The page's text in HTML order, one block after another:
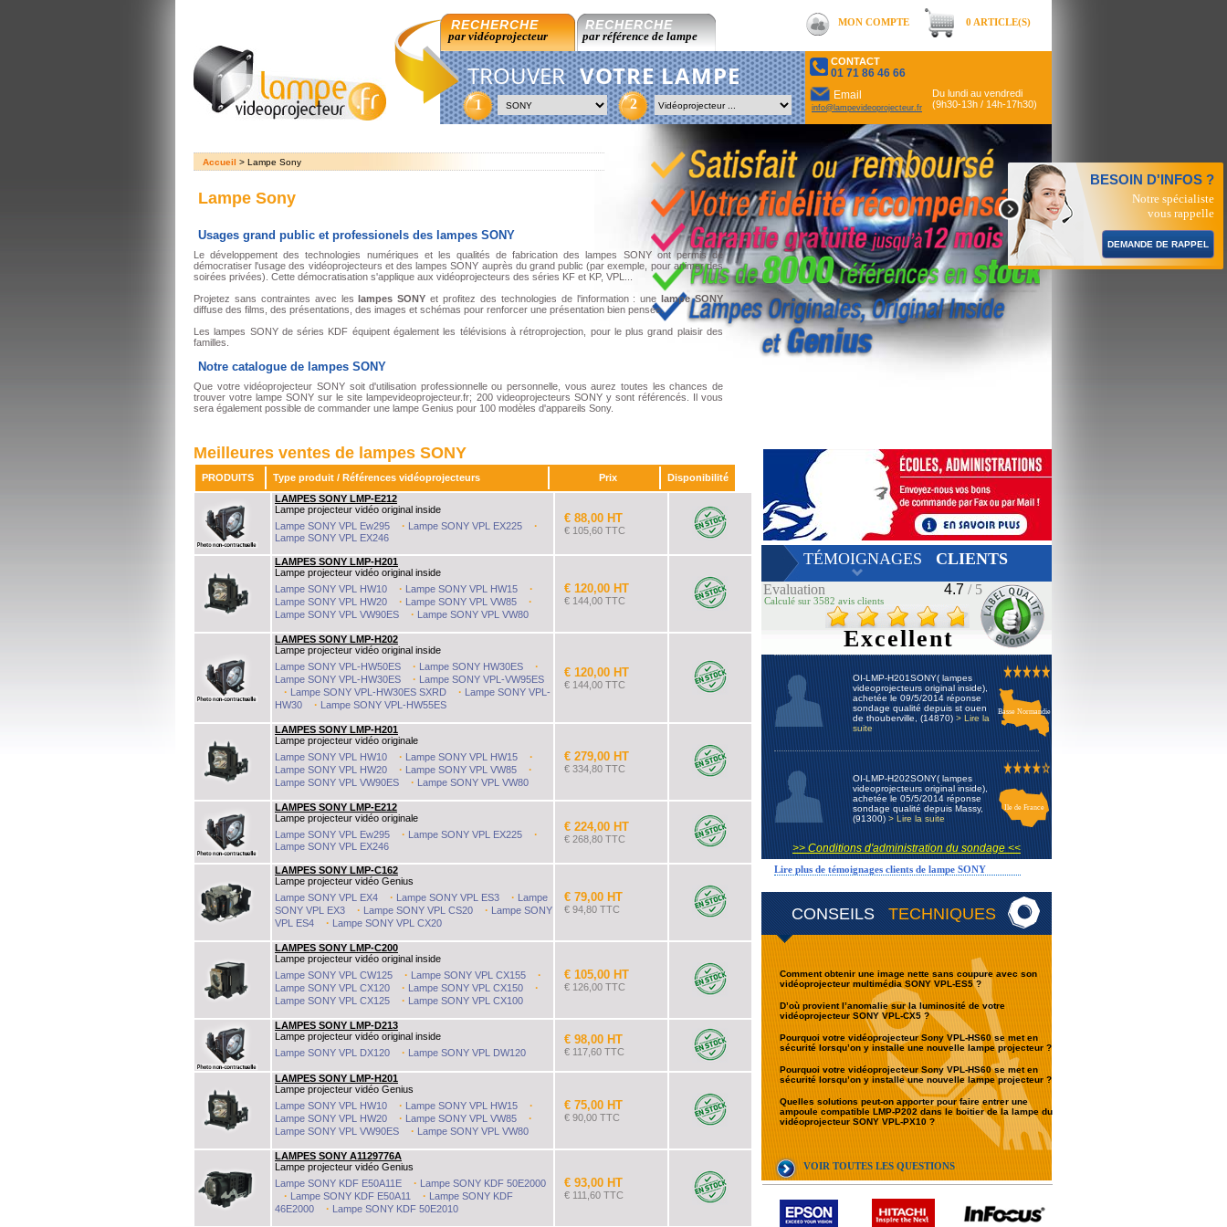
RECHERCHE
par vidéoprojecteur
RECHERCHE
par référence de lampe
0 ARTICLE(S)
MON COMPTE
TROUVER VOTRE LAMPE
1 2
CONTACT
01 71 86 46 66
Email
info@lampevideoprojecteur.fr
Du lundi au vendredi
(9h30-13h / 14h-17h30)
Accueil > Lampe Sony
CONSEILS TECHNIQUES
BESOIN D'INFOS ?
Notre spécialiste
vous rappelle
DEMANDE DE RAPPEL
Comment obtenir une image nette sans coupure avec son
vidéoprojecteur multimédia SONY VPL-ES5 ?
D’où provient l’anomalie sur la luminosité de votre
vidéoprojecteur SONY VPL-CX5 ?
Pourquoi votre vidéoprojecteur Sony VPL-HS60 se met en
sécurité lorsqu’on y installe une nouvelle lampe projecteur ?
Pourquoi votre vidéoprojecteur Sony VPL-HS60 se met en
sécurité lorsqu’on y installe une nouvelle lampe projecteur ?
Quelles solutions peut-on apporter pour faire entrer une
ampoule compatible LMP-P202 dans le boitier de la lampe du
vidéoprojecteur SONY VPL-PX10 ?
VOIR TOUTES LES QUESTIONS
TÉMOIGNAGES CLIENTS
Evaluation 4.7 / 5
Calculé sur 3582 avis clients
Excellent
OI-LMP-H201SONY( lampes
videoprojecteurs original inside),
achetée le 09/5/2014 réponse
sondage qualité depuis st ouen
de thouberville, (14870) > Lire la
suite
Basse Normandie
OI-LMP-H202SONY( lampes
videoprojecteurs original inside),
achetée le 05/5/2014 réponse
sondage qualité depuis Massy,
(91300) > Lire la suite
Ile de France
>> Conditions d'administration du sondage <<
Lire plus de témoignages clients de lampe SONY
Lampe Sony
Usages grand public et professionels des lampes SONY
Le développement des technologies numériques et les qualités de fabrication des lampes SONY ont permis de
démocratiser l'usage des vidéoprojecteurs et des lampes SONY auprès du grand public (par exemple, pour animer des
soirées privées). Cette démocratisation s'applique aux vidéoprojecteurs des séries KF et KP, VPL...
Projetez sans contraintes avec leslampes SONY et profitez des technologies de l'information : unelampe SONY
diffuse des films, des présentations, des images et schémas pour renforcer une présentation bien pensée.
Les lampes SONY de séries KDF équipent également les télévisions à rétroprojection, pour le plus grand plaisir des
familles.
Notre catalogue de lampes SONY
Que votre vidéoprojecteur SONY soit d'utilisation professionnelle ou personnelle, vous aurez toutes les chances de
trouver votre lampe SONY sur le site lampevideoprojecteur.fr; 200 videoprojecteurs SONY y sont référencés. Il vous
sera également possible de commander une lampe Genius pour 100 modèles d'appareils Sony.
Meilleures ventes de lampes SONY
LAMPES SONY
Rated 4.55/5 based on
customer reviews
Toutes les lampes de vidéoprojecteur sony fournit au meilleur prix, en stock à Paris, de €39 à €20614.
to €20614
sellers
LAMPES SONY
In stock
PRODUITS Type produit / Références vidéoprojecteurs Prix
Disponibilité
LAMPES SONY LMP-E212
Lampe projecteur vidéo original inside
Lampe SONY VPL Ew295
· Lampe SONY VPL EX225 ·
Lampe SONY VPL EX246
€ 88,00 HT
€ 105,60 TTC
LAMPES SONY LMP-H201
Lampe projecteur vidéo original inside
Lampe SONY VPL HW10
· Lampe SONY VPL HW15 ·
Lampe SONY VPL HW20 · Lampe SONY VPL VW85 ·
Lampe SONY VPL VW90ES · Lampe SONY VPL VW80
€ 120,00 HT
€ 144,00 TTC
LAMPES SONY LMP-H202
Lampe projecteur vidéo original inside
Lampe SONY VPL-HW50ES
· Lampe SONY HW30ES ·
Lampe SONY VPL-HW30ES · Lampe SONY VPL-VW95ES
· Lampe SONY VPL-HW30ES SXRD · Lampe SONY VPL-
HW30
· Lampe SONY VPL-HW55ES
€ 120,00 HT
€ 144,00 TTC
LAMPES SONY LMP-H201
Lampe projecteur vidéo originale
Lampe SONY VPL HW10
· Lampe SONY VPL HW15 ·
Lampe SONY VPL HW20 · Lampe SONY VPL VW85 ·
Lampe SONY VPL VW90ES · Lampe SONY VPL VW80
€ 279,00 HT
€ 334,80 TTC
LAMPES SONY LMP-E212
Lampe projecteur vidéo originale
Lampe SONY VPL Ew295
· Lampe SONY VPL EX225 ·
Lampe SONY VPL EX246
€ 224,00 HT
€ 268,80 TTC
LAMPES SONY LMP-C162
Lampe projecteur vidéo Genius
Lampe SONY VPL EX4
· Lampe SONY VPL ES3 · Lampe
SONY VPL EX3
· Lampe SONY VPL CS20 · Lampe SONY
VPL ES4
· Lampe SONY VPL CX20
€ 79,00 HT
€ 94,80 TTC
LAMPES SONY LMP-C200
Lampe projecteur vidéo original inside
Lampe SONY VPL CW125
· Lampe SONY VPL CX155 ·
Lampe SONY VPL CX120 · Lampe SONY VPL CX150 ·
Lampe SONY VPL CX125 · Lampe SONY VPL CX100
€ 105,00 HT
€ 126,00 TTC
LAMPES SONY LMP-D213
Lampe projecteur vidéo original inside
Lampe SONY VPL DX120
· Lampe SONY VPL DW120
€ 98,00 HT
€ 117,60 TTC
LAMPES SONY LMP-H201
Lampe projecteur vidéo Genius
Lampe SONY VPL HW10
· Lampe SONY VPL HW15 ·
Lampe SONY VPL HW20 · Lampe SONY VPL VW85 ·
Lampe SONY VPL VW90ES · Lampe SONY VPL VW80
€ 75,00 HT
€ 90,00 TTC
LAMPES SONY A1129776A
Lampe projecteur vidéo Genius
Lampe SONY KDF E50A11E
· Lampe SONY KDF 50E2000
· Lampe SONY KDF E50A11 · Lampe SONY KDF
46E2000
· Lampe SONY KDF 50E2010
€ 93,00 HT
€ 111,60 TTC